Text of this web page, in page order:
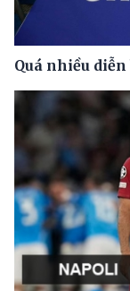
Quá nhiều